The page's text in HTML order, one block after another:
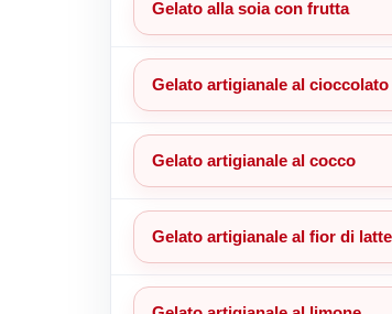
Gelato alla soia con frutta
Gelato artigianale al cioccolato
Gelato artigianale al cocco
Gelato artigianale al fior di latte